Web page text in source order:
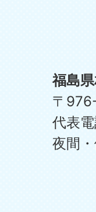
福島
〒
代表
夜間